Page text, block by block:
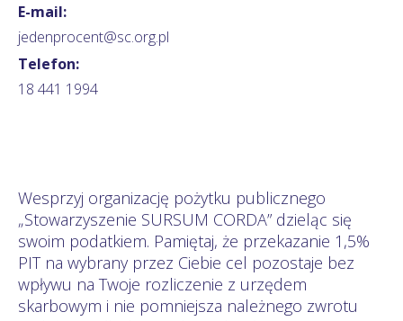
E-mail:
jedenprocent@sc.org.pl
Telefon:
18 441 1994
Wesprzyj organizację pożytku publicznego
„Stowarzyszenie SURSUM CORDA” dzieląc się
swoim podatkiem. Pamiętaj, że przekazanie 1,5%
PIT na wybrany przez Ciebie cel pozostaje bez
wpływu na Twoje rozliczenie z urzędem
skarbowym i nie pomniejsza należnego zwrotu